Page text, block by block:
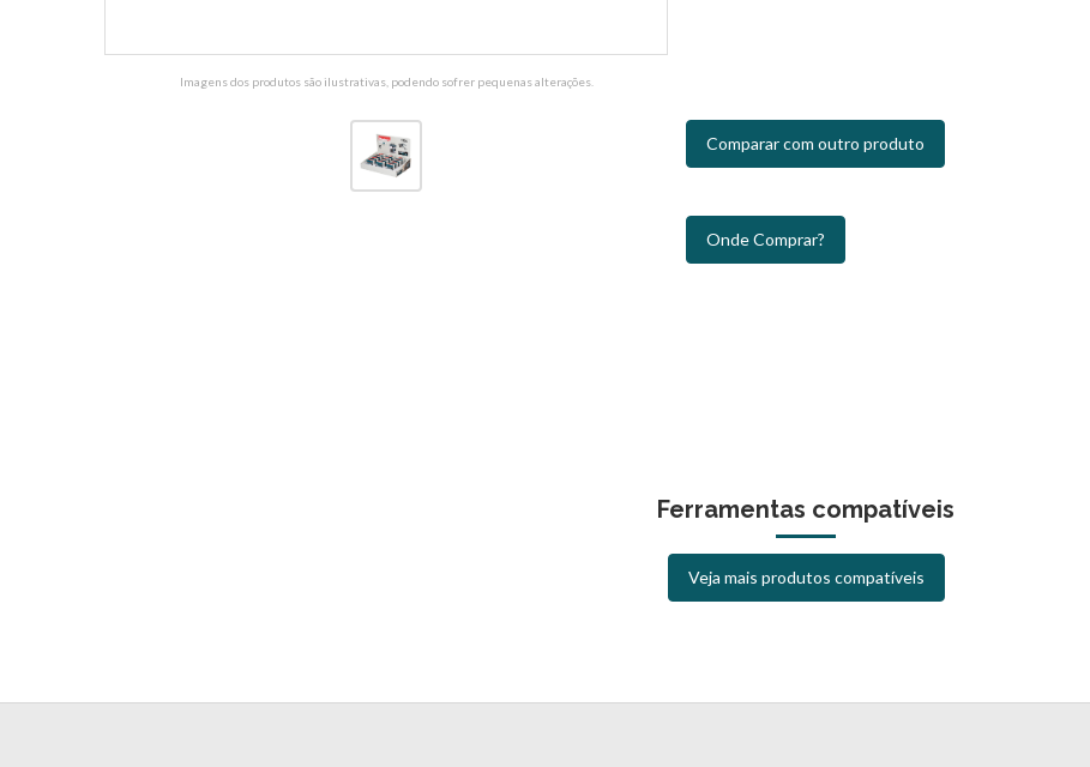
Imagens dos produtos são ilustrativas, podendo sofrer pequenas alterações.
Comparar com outro produto
Onde Comprar?
Ferramentas compatíveis
Veja mais produtos compatíveis